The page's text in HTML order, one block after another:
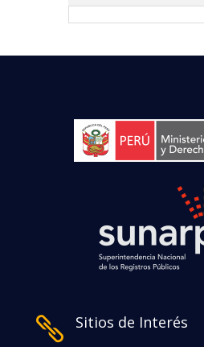
 Sitios de Interés